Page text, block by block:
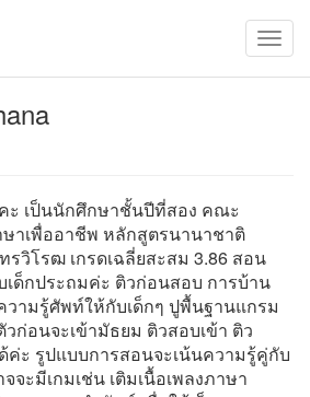
ะ เป็นนักศึกษาชั้นปีที่สอง คณะ
าเพื่ออาชีพ หลักสูตรนานาชาติ
วิโรฒ เกรดเฉลี่ยสะสม 3.86 สอน
ด็กประถมค่ะ ติวก่อนสอบ การบ้าน
วามรู้ศัพท์ให้กับเด็กๆ ปูพื้นฐานแกรม
ก่อนจะเข้ามัธยม ติวสอบเข้า ติว
ค่ะ รูปแบบการสอนจะเน้นความรู้คู่กับ
ะมีเกมเช่น เติมเนื้อเพลงภาษา